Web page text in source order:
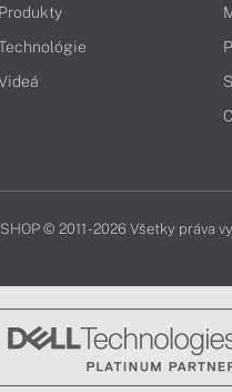
Produkty
© 2011 - 2026 Všetky práva